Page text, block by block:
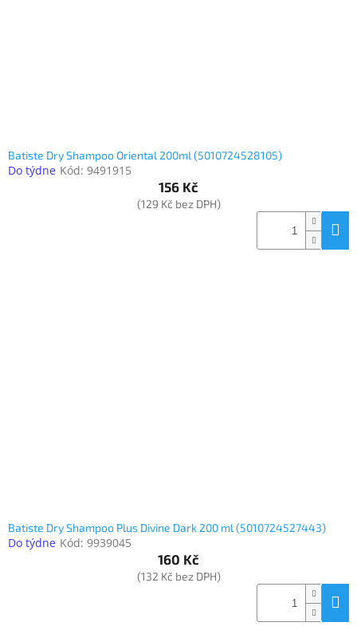
Batiste Dry Shampoo Oriental 200ml (5010724528105)
Do týdne Kód: 9491915
156 Kč
(129 Kč bez DPH)
Batiste Dry Shampoo Plus Divine Dark 200 ml (5010724527443)
Do týdne Kód: 9939045
160 Kč
(132 Kč bez DPH)